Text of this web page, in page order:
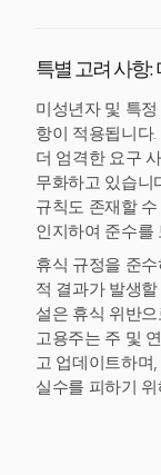
특별 고려 사항:
미성년자 및 특
항이 적용됩니다
더 엄격한 요구
무화하고 있습니
규칙도 존재할
인지하여 준수를
휴식 규정을 준
적 결과가 발생
설은 휴식 위반
고용주는 주 및
고 업데이트하며
실수를 피하기